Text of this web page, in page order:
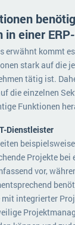
in einer
erwähnt kommt
stark auf die
tätig ist.
die einzelnen
Funktionen
Dienstleister
Projekte bei
vor,
mit integrierter